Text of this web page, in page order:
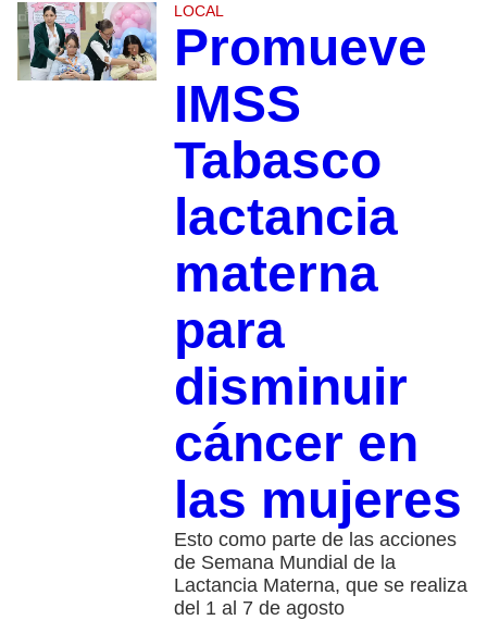
LOCAL
Promueve
IMSS
Tabasco
lactancia
materna
para
disminuir
cáncer en
las mujeres
Esto como parte de las acciones
de Semana Mundial de la
Lactancia Materna, que se realiza
del 1 al 7 de agosto